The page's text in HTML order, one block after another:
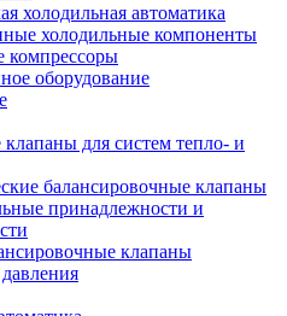
холодильная автоматика
холодильные компоненты
компрессоры
оборудование
для систем тепло- и
балансировочные клапаны
принадлежности и
клапаны